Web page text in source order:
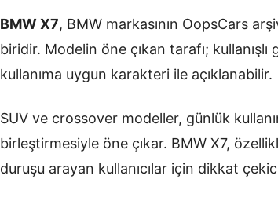
BMW X7, BMW markasının OopsCars
biridir. Modelin öne çıkan tarafı;
kullanıma uygun karakteri ile açıklanabilir.
SUV ve crossover modeller, günlük
birleştirmesiyle öne çıkar. BMW X7,
duruşu arayan kullanıcılar için dikkat